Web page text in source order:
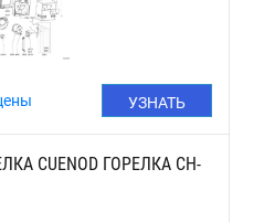
УЗНАТЬ
ЦЕНУ
CUENOD ГОРЕЛКА CH-